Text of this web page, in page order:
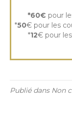
*60€ pour
*50€ pour les
*12€ pour
Publié dans Non